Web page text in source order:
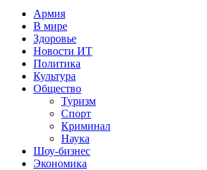
Армия
В мире
Здоровье
Новости ИТ
Политика
Культура
Общество
Туризм
Спорт
Криминал
Наука
Шоу-бизнес
Экономика